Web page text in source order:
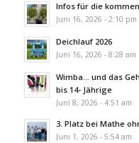
Infos für die
Juni 16, 2026 - 2:10 pm
Deichlauf 2026
Juni 16, 2026 - 8:28 am
Wimba… und das
bis 14- Jährige
Juni 8, 2026 - 4:51 am
3. Platz bei Mathe
Juni 1, 2026 - 5:54 am